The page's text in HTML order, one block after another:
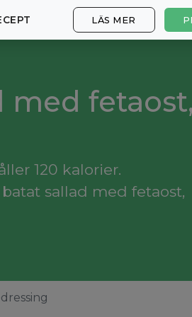
LÄS MER
med fetaost,
120 kalorier.
sallad med fetaost,